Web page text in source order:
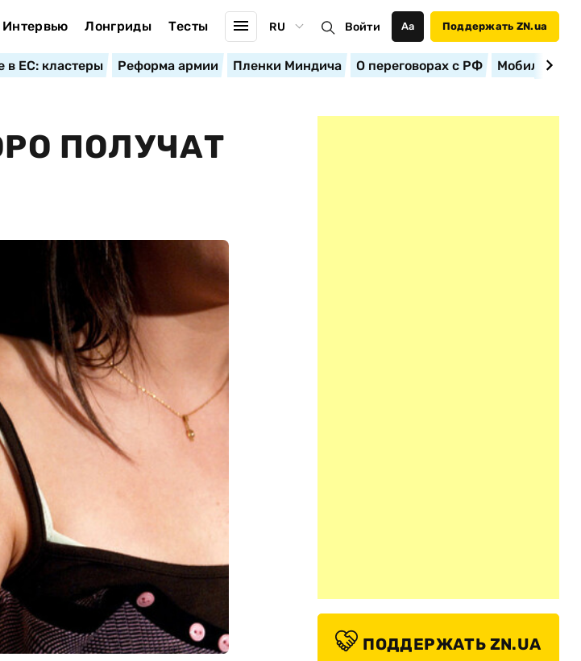
Интервью Лонгриды Тесты RU Войти Аа Поддержать ZN.ua
в ЕС: кластеры Реформа армии Пленки Миндича О переговорах с РФ
ПОЛУЧАТ
ПОДДЕРЖАТЬ ZN.UA